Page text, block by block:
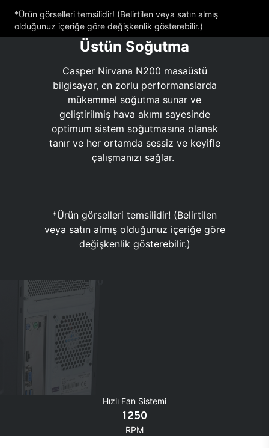
*Ürün görselleri temsilidir! (Belirtilen veya satın almış
olduğunuz içeriğe göre değişkenlik gösterebilir.)
Üstün Soğutma
Casper Nirvana N200 masaüstü
bilgisayar, en zorlu performanslarda
mükemmel soğutma sunar ve
geliştirilmiş hava akımı sayesinde
optimum sistem soğutmasına olanak
tanır ve her ortamda sessiz ve keyifle
çalışmanızı sağlar.
*Ürün görselleri temsilidir! (Belirtilen
veya satın almış olduğunuz içeriğe göre
değişkenlik gösterebilir.)
Hızlı Fan Sistemi
1250
RPM